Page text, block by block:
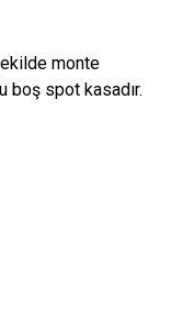
monte
spot kasadır.